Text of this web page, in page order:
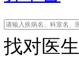
找对医生